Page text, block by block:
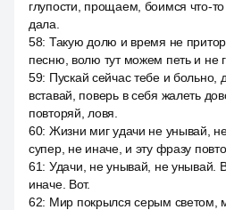
глупости, прощаем, боимся что-
дала.
58: Такую долю и время не
песню, волю тут можем петь и не
59: Пускай сейчас тебе и больно,
вставай, поверь в себя жалеть
повторяй, ловя.
60: Жизни миг удачи не унывай,
супер, не иначе, и эту фразу
61: Удачи, не унывай, не унывай.
иначе. Вот.
62: Мир покрылся серым светом,